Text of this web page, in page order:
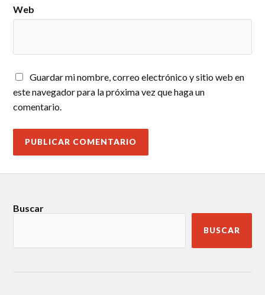
Web
Guardar mi nombre, correo electrónico y sitio web en
este navegador para la próxima vez que haga un
comentario.
Buscar
BUSCAR